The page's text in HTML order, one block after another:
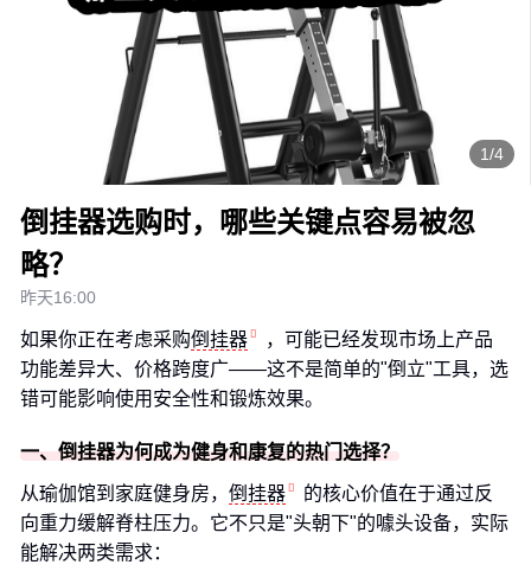
1/4
倒挂器选购时，哪些关键点容易被忽
略？
昨天16:00
如果你正在考虑采购倒挂器
，可能已经发现市场上产品
功能差异大、价格跨度广——这不是简单的"倒立"工具，选
错可能影响使用安全性和锻炼效果。
一、倒挂器为何成为健身和康复的热门选择？
从瑜伽馆到家庭健身房， 倒挂器
的核心价值在于通过反
向重力缓解脊柱压力。它不只是"头朝下"的噱头设备，实际
能解决两类需求：